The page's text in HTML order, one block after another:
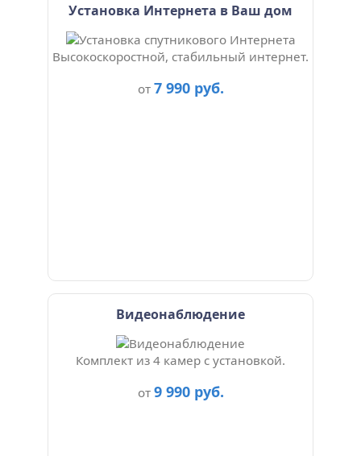
Установка Интернета в Ваш дом
Высокоскоростной, стабильный интернет.
от 7 990 руб.
Видеонаблюдение
Комплект из 4 камер с установкой.
от 9 990 руб.